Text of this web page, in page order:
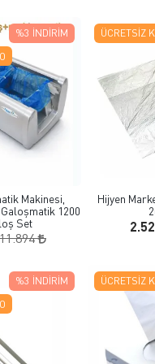
Makinesi,
1200
Set
%3 İNDIRIM ÜCRETSIZ
Hijyen
%3 İNDIRIM ÜCRETSIZ